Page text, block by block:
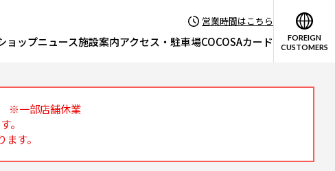
営業時間はこちら
ョップニュース施設案内アクセス・駐車場COCOSAカード
FOREIGN
CUSTOMERS
※一部店舗休業
。
す。